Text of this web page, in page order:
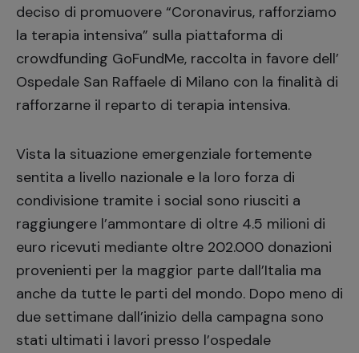
deciso di promuovere “Coronavirus, rafforziamo
la terapia intensiva” sulla piattaforma di
crowdfunding GoFundMe, raccolta in favore dell’
Ospedale San Raffaele di Milano con la finalità di
rafforzarne il reparto di terapia intensiva.
Vista la situazione emergenziale fortemente
sentita a livello nazionale e la loro forza di
condivisione tramite i social sono riusciti a
raggiungere l’ammontare di oltre 4.5 milioni di
euro ricevuti mediante oltre 202.000 donazioni
provenienti per la maggior parte dall’Italia ma
anche da tutte le parti del mondo. Dopo meno di
due settimane dall’inizio della campagna sono
stati ultimati i lavori presso l’ospedale